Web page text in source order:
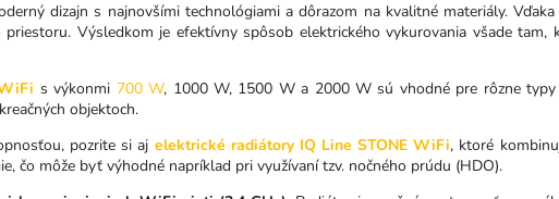
dizajn s najnovšími technológiami a dôrazom na kvalitné materiály.
Výsledkom je efektívny spôsob elektrického vykurovania všade
s výkonmi 700 W, 1000 W, 1500 W a 2000 W sú vhodné pre rôzne typy
objektoch.
pozrite si aj elektrické radiátory IQ Line STONE WiFi, ktoré
čo môže byť výhodné napríklad pri využívaní tzv. nočného prúdu (HDO).